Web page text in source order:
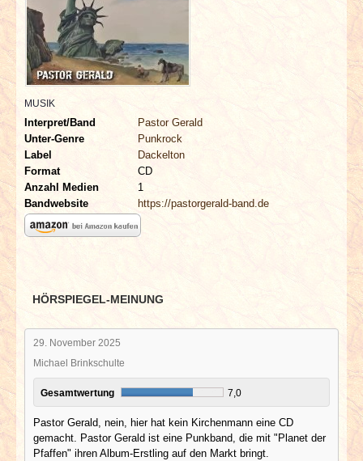
INTERVIEWS
SPECIALS
REDAKTION
LINKS
ARCHIV
MUSIK
Interpret/Band
Pastor Gerald
Unter-Genre
Punkrock
Label
Dackelton
Format
CD
Anzahl Medien
1
Bandwebsite
https://pastorgerald-band.de
HÖRSPIEGEL-MEINUNG
29. November 2025
Michael Brinkschulte
Gesamtwertung 7,0
Pastor Gerald, nein, hier hat kein Kirchenmann eine CD
gemacht. Pastor Gerald ist eine Punkband, die mit "Planet der
Pfaffen" ihren Album-Erstling auf den Markt bringt.